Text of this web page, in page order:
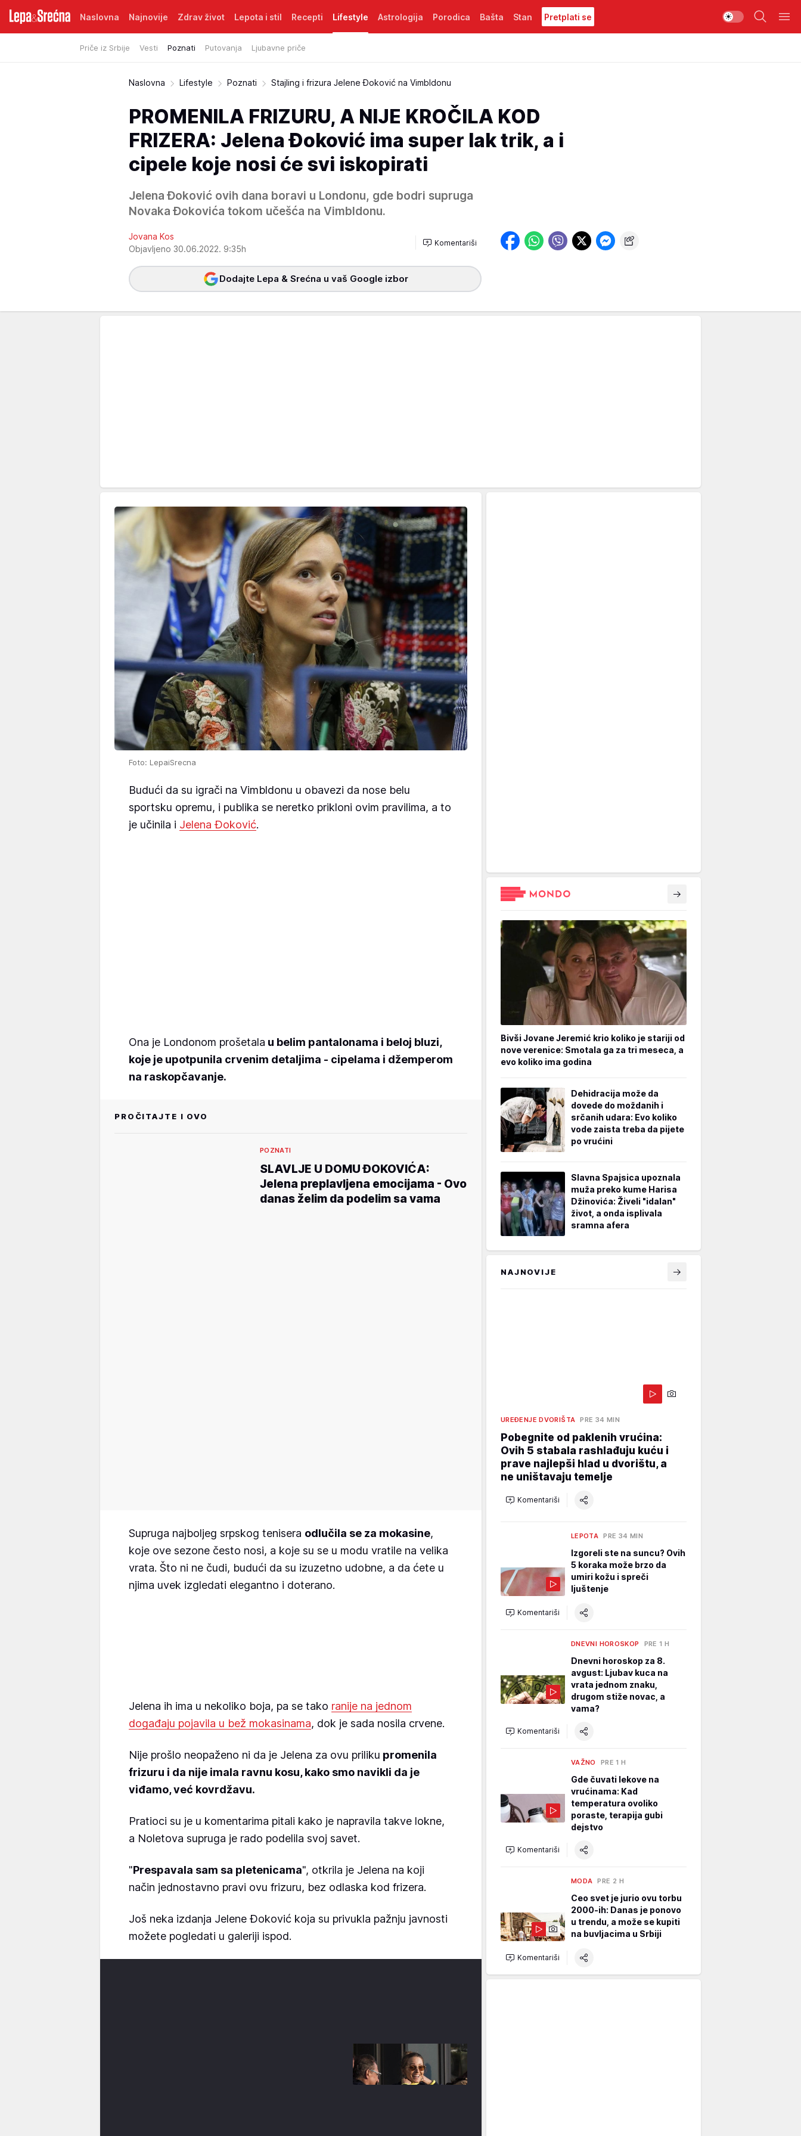
Naslovna Najnovije Zdrav život Lepota i stil Recepti Lifestyle
Priče iz Srbije Vesti Poznati Putovanja Ljubavne priče
Astrologija Porodica Bašta Stan Pretplati se
Naslovna Lifestyle Poznati Stajling i frizura Jelene Đoković na Vimbldonu
PROMENILA FRIZURU, A NIJE KROČILA KOD
FRIZERA: Jelena Đoković ima super lak trik, a i
cipele koje nosi će svi iskopirati
Jelena Đoković ovih dana boravi u Londonu, gde bodri supruga
Novaka Đokovića tokom učešća na Vimbldonu.
Jovana Kos
Objavljeno 30.06.2022. 9:35h
Komentariši
Dodajte Lepa & Srećna u vaš Google izbor
Foto: LepaiSrecna
Budući da su igrači na Vimbldonu u obavezi da nose belu
sportsku opremu, i publika se neretko prikloni ovim pravilima, a to
je učinila i Jelena Đoković.
Ona je Londonom prošetala u belim pantalonama i beloj bluzi,
koje je upotpunila crvenim detaljima - cipelama i džemperom
na raskopčavanje.
PROČITAJTE I OVO
POZNATI
SLAVLJE U DOMU ĐOKOVIĆA:
Jelena preplavljena emocijama - Ovo
danas želim da podelim sa vama
Supruga najboljeg srpskog tenisera odlučila se za mokasine,
koje ove sezone često nosi, a koje su se u modu vratile na velika
vrata. Što ni ne čudi, budući da su izuzetno udobne, a da ćete u
njima uvek izgledati elegantno i doterano.
Jelena ih ima u nekoliko boja, pa se tako ranije na jednom
događaju pojavila u bež mokasinama, dok je sada nosila crvene.
Nije prošlo neopaženo ni da je Jelena za ovu priliku promenila
frizuru i da nije imala ravnu kosu, kako smo navikli da je
viđamo, već kovrdžavu.
Pratioci su je u komentarima pitali kako je napravila takve lokne,
a Noletova supruga je rado podelila svoj savet.
"Prespavala sam sa pletenicama", otkrila je Jelena na koji
način jednostavno pravi ovu frizuru, bez odlaska kod frizera.
Još neka izdanja Jelene Đoković koja su privukla pažnju javnosti
možete pogledati u galeriji ispod.
Bivši Jovane Jeremić krio koliko je stariji od
nove verenice: Smotala ga za tri meseca, a
evo koliko ima godina
Dehidracija može da
dovede do moždanih i
srčanih udara: Evo koliko
vode zaista treba da pijete
po vrućini
Slavna Spajsica upoznala
muža preko kume Harisa
Džinovića: Živeli "idalan"
život, a onda isplivala
sramna afera
NAJNOVIJE
UREĐENJE DVORIŠTA PRE 34 MIN
Pobegnite od paklenih vrućina:
Ovih 5 stabala rashlađuju kuću i
prave najlepši hlad u dvorištu, a
ne uništavaju temelje
Komentariši
LEPOTA PRE 34 MIN
Izgoreli ste na suncu? Ovih
5 koraka može brzo da
umiri kožu i spreči
ljuštenje
Komentariši
DNEVNI HOROSKOP PRE 1 H
Dnevni horoskop za 8.
avgust: Ljubav kuca na
vrata jednom znaku,
drugom stiže novac, a
vama?
Komentariši
VAŽNO PRE 1 H
Gde čuvati lekove na
vrućinama: Kad
temperatura ovoliko
poraste, terapija gubi
dejstvo
Komentariši
MODA PRE 2 H
Ceo svet je jurio ovu torbu
2000-ih: Danas je ponovo
u trendu, a može se kupiti
na buvljacima u Srbiji
Komentariši